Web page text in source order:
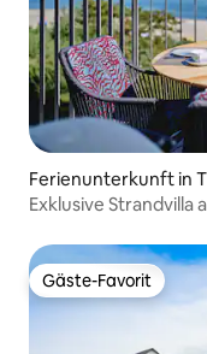
Ferienunterkunft in
Exklusive Strandvilla
Gäste-Favorit
Gäste-Favorit